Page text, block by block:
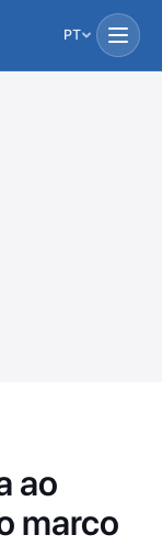
PT
ao
marco